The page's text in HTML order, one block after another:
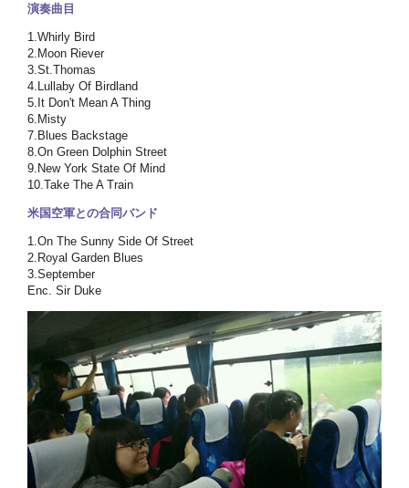
演奏曲目
1.Whirly Bird
2.Moon Riever
3.St.Thomas
4.Lullaby Of Birdland
5.It Don't Mean A Thing
6.Misty
7.Blues Backstage
8.On Green Dolphin Street
9.New York State Of Mind
10.Take The A Train
米国空軍との合同バンド
1.On The Sunny Side Of Street
2.Royal Garden Blues
3.September
Enc. Sir Duke